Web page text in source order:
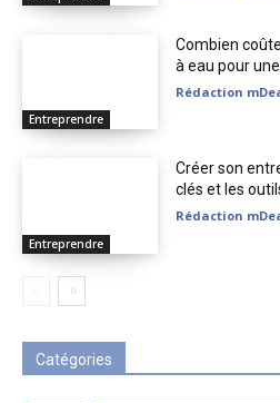
Entreprendre
Combien
à eau pour
Rédaction
Entreprendre
Créer son
clés et les
Rédaction
Catégories